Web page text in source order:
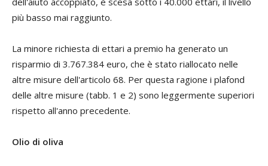
più basso mai raggiunto.
La minore richiesta di ettari a premio ha generato un
risparmio di 3.767.384 euro, che è stato riallocato nelle
altre misure dell'articolo 68. Per questa ragione i plafond
delle altre misure (tabb. 1 e 2) sono leggermente superiori
rispetto all'anno precedente.
Olio di oliva